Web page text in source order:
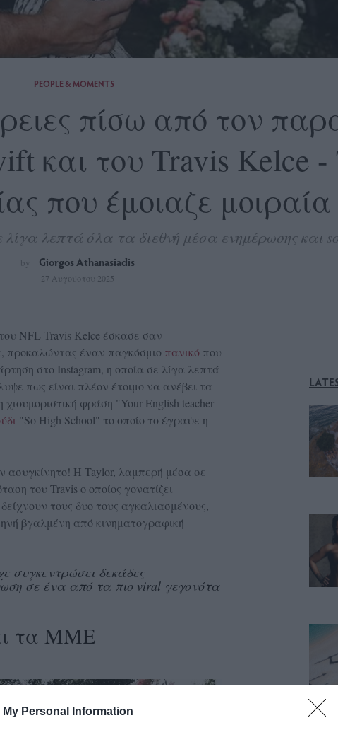
My Personal Information
PEOPLE & MOMENTS
πίσω από τον
και του Travis Kelce -
που έμοιαζε μοιραία
λεπτά όλα τα διεθνή μέσα ενημέρωσης και
by Giorgos Athanasiadis
27 Αυγούστου 2025
NFL Travis Kelce έσκασε σαν
προκαλώντας έναν παγκόσμιο πανικόπου
στο Instagram, η οποία σε λίγα λεπτά
πως είναι πλέον έτοιμο να ανέβει τα
φράση "Your English teacher
"So High School" το οποίο το έγραψε η
Η Taylor, λαμπερή μέσα σε
του Travis ο οποίος γονατίζει
τους δυο τους αγκαλιασμένους,
βγαλμένη από κινηματογραφική
συγκεντρώσει δεκάδες
σε ένα από τα πιο viral γεγονότα
τα ΜΜΕ